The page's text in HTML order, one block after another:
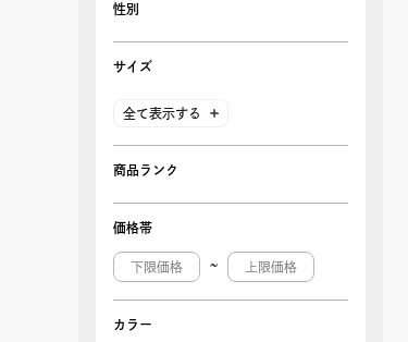
性別
サイズ
全て表示する
商品ランク
価格帯
~
カラー